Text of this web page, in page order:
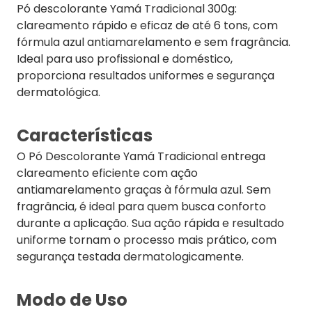
Pó descolorante Yamá Tradicional 300g:
clareamento rápido e eficaz de até 6 tons, com
fórmula azul antiamarelamento e sem fragrância.
Ideal para uso profissional e doméstico,
proporciona resultados uniformes e segurança
dermatológica.
Características
O Pó Descolorante Yamá Tradicional entrega
clareamento eficiente com ação
antiamarelamento graças à fórmula azul. Sem
fragrância, é ideal para quem busca conforto
durante a aplicação. Sua ação rápida e resultado
uniforme tornam o processo mais prático, com
segurança testada dermatologicamente.
Modo de Uso